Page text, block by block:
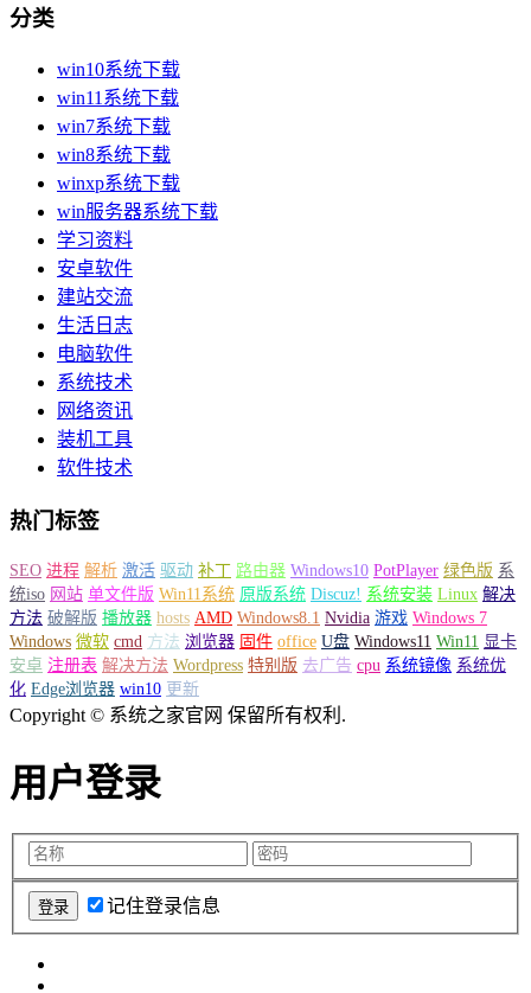
分类
win10系统下载
win11系统下载
win7系统下载
win8系统下载
winxp系统下载
win服务器系统下载
学习资料
安卓软件
建站交流
生活日志
电脑软件
系统技术
网络资讯
装机工具
软件技术
热门标签
SEO 进程 解析 激活 驱动 补丁 路由器 Windows10 PotPlayer 绿色版 系
统iso 网站 单文件版 Win11系统 原版系统 Discuz! 系统安装 Linux 解决
方法 破解版 播放器 hosts AMD Windows8.1 Nvidia 游戏 Windows 7
Windows 微软 cmd 方法 浏览器 固件 office U盘 Windows11 Win11 显卡
安卓 注册表 解决方法 Wordpress 特别版 去广告 cpu 系统镜像 系统优
化 Edge浏览器 win10 更新
Copyright © 系统之家官网 保留所有权利.
用户登录
记住登录信息